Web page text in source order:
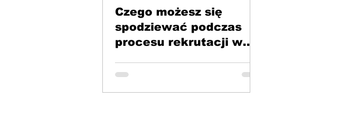
Czego możesz się
spodziewać podczas
procesu rekrutacji w